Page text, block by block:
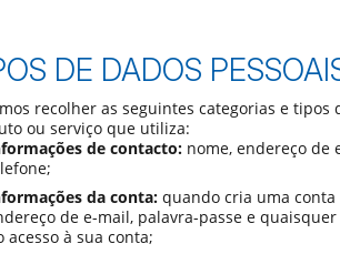
DE DADOS
recolher as seguintes categorias e tipos
ou serviço que utiliza:
de contacto: nome, endereço de
da conta: quando cria uma conta
de e-mail, palavra-passe e
acesso à sua conta;